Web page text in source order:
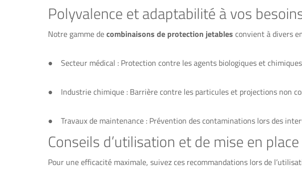
Polyvalence et adaptabilité à vos
Notre gamme decombinaisons de protection jetables convient à divers
● Secteur médical : Protection contre les agents biologiques et
● Industrie chimique : Barrière contre les particules et projections non
● Travaux de maintenance : Prévention des contaminations lors des
Conseils d’utilisation et de mise en place
Pour une efficacité maximale, suivez ces recommandations lors de